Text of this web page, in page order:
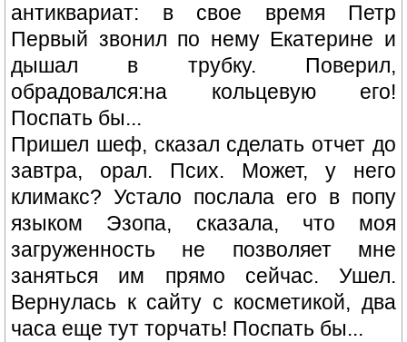
антиквариат: в свое время Петр
Первый звонил по нему Екатерине и
дышал в трубку. Поверил,
обрадовался:на кольцевую его!
Поспать бы...
Пришел шеф, сказал сделать отчет до
завтра, орал. Псих. Может, у него
климакс? Устало послала его в попу
языком Эзопа, сказала, что моя
загруженность не позволяет мне
заняться им прямо сейчас. Ушел.
Вернулась к сайту с косметикой, два
часа еще тут торчать! Поспать бы...